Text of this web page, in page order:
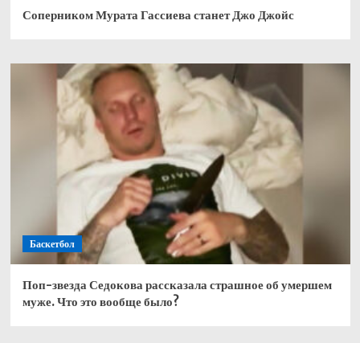
Соперником Мурата Гассиева станет Джо Джойс
Баскетбол
Поп-звезда Седокова рассказала страшное об умершем
муже. Что это вообще было?